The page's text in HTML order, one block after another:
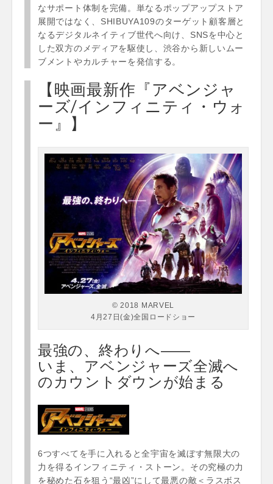
なサポート体制を完備。単なるポップアップストア
展開ではなく、SHIBUYA109のターゲット顧客層と
なるデジタルネイティブ世代へ向け、SNSを中心と
した双方のメディアを駆使し、渋谷から新しいムー
ブメントやカルチャーを発信する。
【映画最新作『アベンジャ
ーズ/インフィニティ・ウォ
ー』】
© 2018 MARVEL
4月27日(金)全国ロードショー
最強の、終わりへ――
いま、アベンジャーズ全滅へ
のカウントダウンが始まる
6つすべてを手に入れると全宇宙を滅ぼす無限大の
力を得るインフィニティ・ストーン。その究極の力
を秘めた石を狙う“最凶”にして最悪の敵＜ラスボス